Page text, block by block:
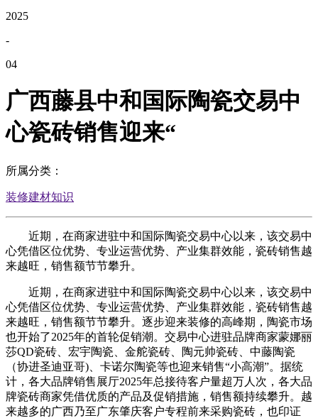
2025
-
04
广西藤县中和国际陶瓷交易中
心瓷砖销售迎来“
所属分类：
装修建材知识
近期，在商家进驻中和国际陶瓷交易中心以来，该交易中
心凭借区位优势、专业运营优势、产业集群效能，瓷砖销售越
来越旺，销售额节节攀升。
近期，在商家进驻中和国际陶瓷交易中心以来，该交易中
心凭借区位优势、专业运营优势、产业集群效能，瓷砖销售越
来越旺，销售额节节攀升。逐步迎来装修的高峰期，陶瓷市场
也开始了2025年的首轮促销潮。交易中心进驻品牌商家蒙娜丽
莎QD瓷砖、宏宇陶瓷、金舵瓷砖、陶元帅瓷砖、中藤陶瓷
（协进圣迪亚哥)、卡诺尔陶瓷等也迎来销售“小高潮”。据统
计，各大品牌销售展厅2025年总接待客户量超万人次，各大品
牌瓷砖商家凭借优质的产品及促销措施，销售额持续攀升。越
来越多的广西乃至广东肇庆客户专程前来采购瓷砖，也印证